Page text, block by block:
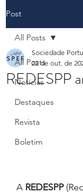
Post
All Posts
Notícias
Destaques
Revista
Boletim
All Posts
REDESPP
Sociedade
22 de out. de
A REDESPP